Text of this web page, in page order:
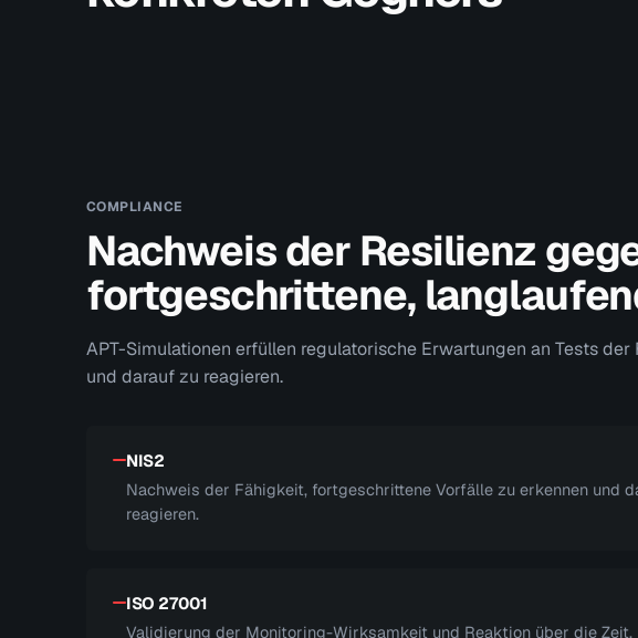
COMPLIANCE
Nachweis der Resilienz
fortgeschrittene,
APT-Simulationen erfüllen regulatorische Erwartungen an Tests
und darauf zu reagieren.
NIS2
Nachweis der Fähigkeit, fortgeschrittene Vorfälle zu erkennen und
reagieren.
ISO 27001
Validierung der Monitoring-Wirksamkeit und Reaktion über die Zeit.